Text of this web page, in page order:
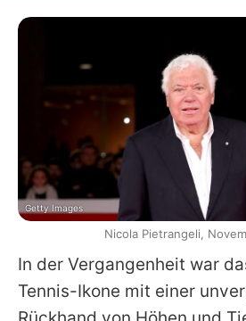
In der Vergangenheit war
Tennis-Ikone mit einer
Getty Images
Nicola Pietrangeli,